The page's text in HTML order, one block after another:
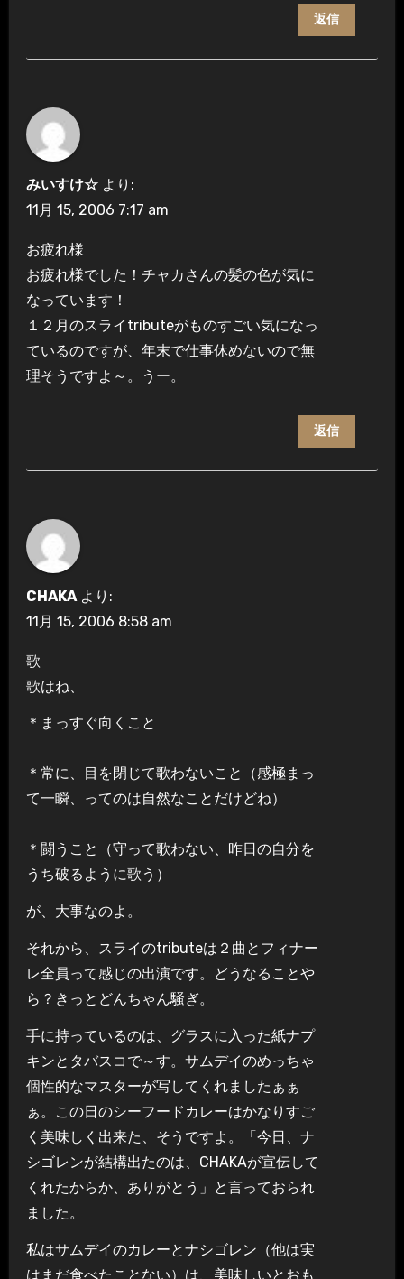
返信
みいすけ☆ より:
11月 15, 2006 7:17 am
お疲れ様
お疲れ様でした！チャカさんの髪の色が気に
なっています！
１２月のスライtributeがものすごい気になっ
ているのですが、年末で仕事休めないので無
理そうですよ～。うー。
返信
CHAKA より:
11月 15, 2006 8:58 am
歌
歌はね、
＊まっすぐ向くこと
＊常に、目を閉じて歌わないこと（感極まっ
て一瞬、ってのは自然なことだけどね）
＊闘うこと（守って歌わない、昨日の自分を
うち破るように歌う）
が、大事なのよ。
それから、スライのtributeは２曲とフィナー
レ全員って感じの出演です。どうなることや
ら？きっとどんちゃん騒ぎ。
手に持っているのは、グラスに入った紙ナプ
キンとタバスコで～す。サムデイのめっちゃ
個性的なマスターが写してくれましたぁぁ
ぁ。この日のシーフードカレーはかなりすご
く美味しく出来た、そうですよ。「今日、ナ
シゴレンが結構出たのは、CHAKAが宣伝して
くれたからか、ありがとう」と言っておられ
ました。
私はサムデイのカレーとナシゴレン（他は実
はまだ食べたことない）は、美味しいとおも